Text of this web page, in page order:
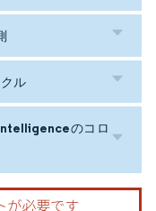
ル
のコロ